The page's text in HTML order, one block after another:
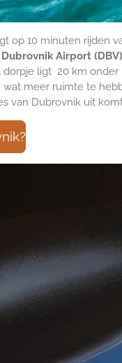
op 10 minuten rijden
Airport
dorpje ligt 20 km
meer ruimte te
van Dubrovnik uit